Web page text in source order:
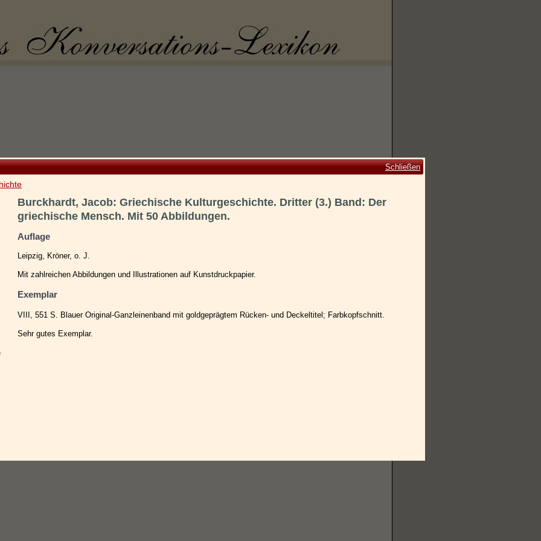
Schließen
Burckhardt, Jacob: Griechische Kulturgeschichte. Dritter (3.) Band: Der
griechische Mensch. Mit 50 Abbildungen.
Auflage
Leipzig, Kröner, o. J.
Mit zahlreichen Abbildungen und Illustrationen auf Kunstdruckpapier.
Exemplar
VIII, 551 S. Blauer Original-Ganzleinenband mit goldgeprägtem Rücken- und Deckeltitel; Farbkopfschnitt.
Sehr gutes Exemplar.